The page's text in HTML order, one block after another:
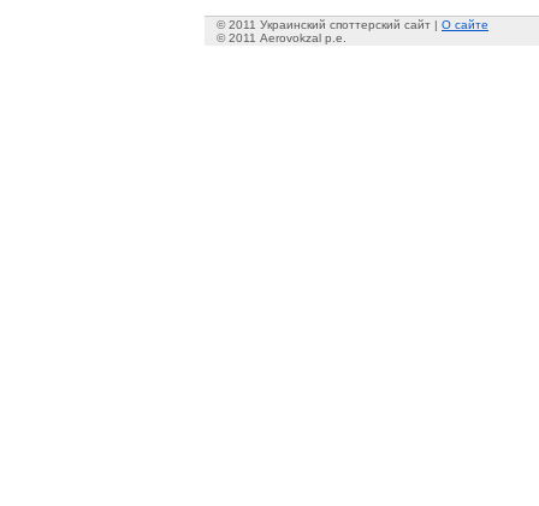
© 2011 Украинский споттерский сайт | О сайте
© 2011 Aerovokzal p.e.